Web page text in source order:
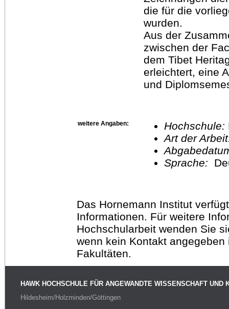
die für die
wurden.
Aus der
zwischen der
dem Tibet
erleichtert, eine
und
weitere Angaben: Hochschule:
Art der
Sprache:
Das Hornemann Institut
Informationen. Für weitere
Hochschularbeit wenden Sie
wenn kein Kontakt
Fakultäten.
HAWK HOCHSCHULE FÜR ANGEWANDTE WISSENSCHAFT UND
Hildesheim/Holzminden/Göttingen